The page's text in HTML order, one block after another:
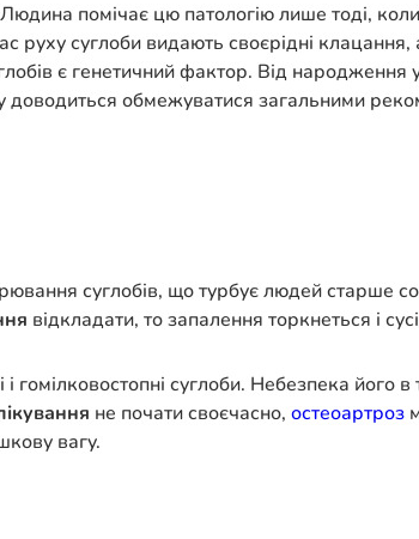
помічає цю патологію лише тоді,
руху суглоби видають своєрідні
є генетичний фактор. Від
доводиться обмежуватися загальними
суглобів, що турбує людей старше
відкладати, то запалення торкнеться і
гомілковостопні суглоби. Небезпека
не почати своєчасно, остеоартроз
вагу.